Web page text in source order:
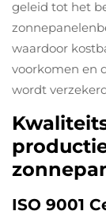
geleid tot het
waardoor
voorkomen en
wordt
ISO 9001